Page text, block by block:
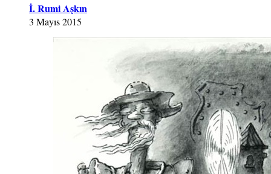
İ. Rumi Aşkın
3 Mayıs 2015